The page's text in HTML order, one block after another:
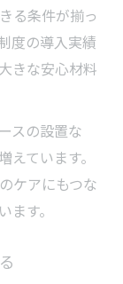
る条件が揃っ
度の導入実績
きな安心材料
スの設置な
ています。
ケアにもつな
す。